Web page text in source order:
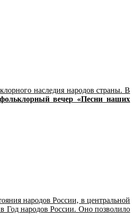
наследия народов страны. В
фольклорный вечер «Песни наших
народов России, в центральной
Год народов России. Оно позволило